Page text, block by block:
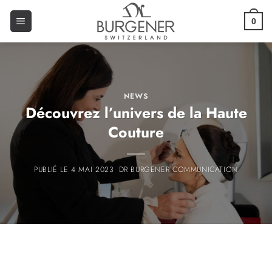
0
NEWS
Découvrez l’univers de la Haute
Couture
4 MAI 2023